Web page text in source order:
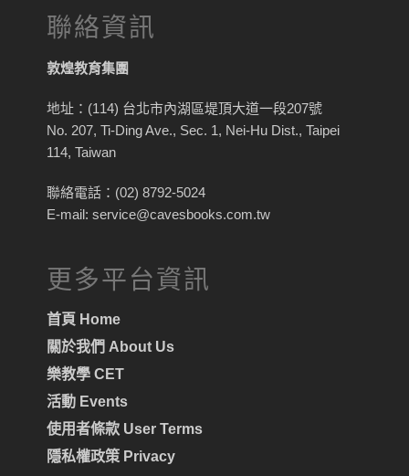
聯絡資訊
敦煌教育集團
地址：(114) 台北市內湖區堤頂大道一段207號
No. 207, Ti-Ding Ave., Sec. 1, Nei-Hu Dist., Taipei
114, Taiwan
聯絡電話：(02) 8792-5024
E-mail: service@cavesbooks.com.tw
更多平台資訊
首頁 Home
關於我們 About Us
樂教學 CET
活動 Events
使用者條款 User Terms
隱私權政策 Privacy